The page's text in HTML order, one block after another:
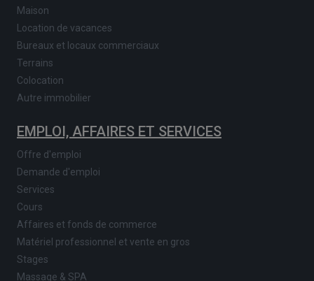
Maison
Location de vacances
Bureaux et locaux commerciaux
Terrains
Colocation
Autre immobilier
EMPLOI, AFFAIRES ET SERVICES
Offre d'emploi
Demande d'emploi
Services
Cours
Affaires et fonds de commerce
Matériel professionnel et vente en gros
Stages
Massage & SPA